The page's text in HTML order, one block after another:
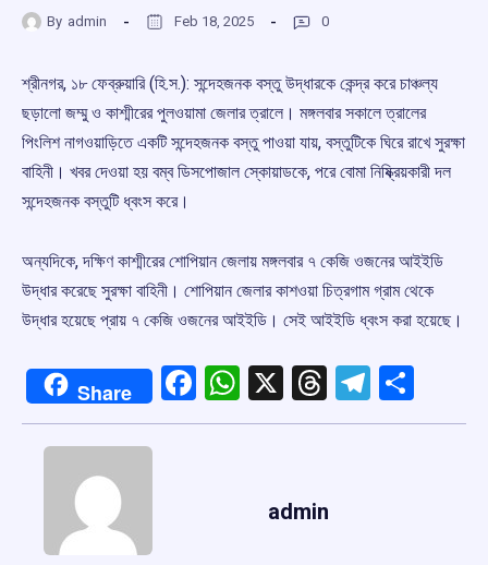
By admin Feb 18, 2025 0
শ্রীনগর, ১৮ ফেব্রুয়ারি (হি.স.): সন্দেহজনক বস্তু উদ্ধারকে কেন্দ্র করে চাঞ্চল্য
ছড়ালো জম্মু ও কাশ্মীরের পুলওয়ামা জেলার ত্রালে। মঙ্গলবার সকালে ত্রালের
পিংলিশ নাগওয়াড়িতে একটি সন্দেহজনক বস্তু পাওয়া যায়, বস্তুটিকে ঘিরে রাখে সুরক্ষা
বাহিনী। খবর দেওয়া হয় বম্ব ডিসপোজাল স্কোয়াডকে, পরে বোমা নিষ্ক্রিয়কারী দল
সন্দেহজনক বস্তুটি ধ্বংস করে।
অন্যদিকে, দক্ষিণ কাশ্মীরের শোপিয়ান জেলায় মঙ্গলবার ৭ কেজি ওজনের আইইডি
উদ্ধার করেছে সুরক্ষা বাহিনী। শোপিয়ান জেলার কাশওয়া চিত্রগাম গ্রাম থেকে
উদ্ধার হয়েছে প্রায় ৭ কেজি ওজনের আইইডি। সেই আইইডি ধ্বংস করা হয়েছে।
Share Facebook
WhatsApp
X Threads
admin